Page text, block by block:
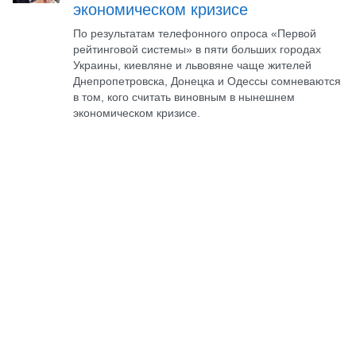
экономическом кризисе
По результатам телефонного опроса «Первой
рейтинговой системы» в пяти больших городах
Украины, киевляне и львовяне чаще жителей
Днепропетровска, Донецка и Одессы сомневаются
в том, кого считать виновным в нынешнем
экономическом кризисе.